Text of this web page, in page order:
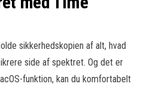
sikkerhedskopien af alt, hvad
side af spektret. Og det er
funktion, kan du komfortabelt